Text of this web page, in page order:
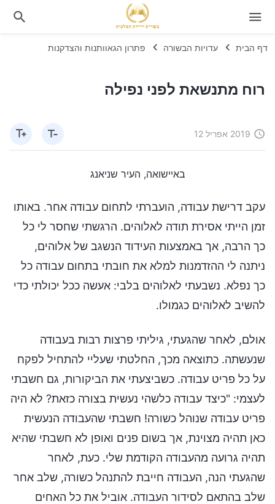
דף הבית עדויות הבשורה פתרון הגאוותנות והצדקנות
רוח מתנשאת לפני נפילה
2019 אפריל 12
באיישואה, העיר שניאנג
עקב דרישת עבודה, הועברתי לתחום עבודה אחר. באותו
זמן הייתי אסירת תודה לאלוהים. הרגשתי שחסר לי כל
כך הרבה, אך באמצעות העידוד הנשגב של אלוהים,
ניתנה לי ההזדמנות למלא את חובתי בתחום עבודה כל
כך נפלא. נשבעתי לאלוהים בלבי: אעשה ככל יכולתי כדי
להשיב לאלוהים כגמולו.
אולם, לאחר שהגעתי, גיליתי פרצות רבות בעבודה
שנעשתה. כתוצאה מכך, החלטתי שעליי להתחיל לפקח
על כל פריט עבודה. כשביצעתי את הביקורות, גם חשבתי
לעצמי: "כיצד עבודה כלשהי נעשית בצורה כזאת? לא היה
פריט עבודה שנוהל כשורה! חשבתי שהעבודה הנעשית
כאן תהיה מצוינת, אך בשום פנים ואופן לא חשבתי שהיא
תהיה גרועה מהעבודה הקודמת שלי. כעת, לאחר
שהגעתי הנה, העבודה חייבת להתנהל כשורה, שלב אחר
שלב בהתאם לסידור העבודה. אוביל את כל האחים